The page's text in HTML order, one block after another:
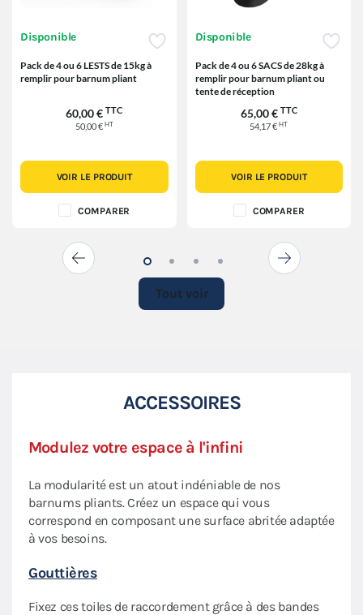
Disponible
Pack de 4 ou 6 LESTS de 15kg à
remplir pour barnum pliant
60,00 € TTC
50,00 € HT
VOIR LE PRODUIT
COMPARER
Disponible
Pack de 4 ou 6 SACS de 28kg à
remplir pour barnum pliant ou
tente de réception
65,00 € TTC
54,17 €HT
VOIR LE PRODUIT
COMPARER
Tout voir
ACCESSOIRES
Modulez votre espace à l'infini
La modularité est un atout indéniable de nos
barnums pliants. Créez un espace qui vous
correspond en composant une surface abritée adaptée
à vos besoins.
Gouttières
Fixez ces toiles de raccordement grâce à des bandes